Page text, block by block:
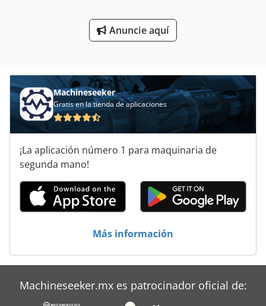
Tecnología De La Superficie
Tecnología De Panadería
Tecnología De Siembra
Tip
To H
Transporte De
Técnicas De Cocina
Anuncie aquí
Machineseeker
Gratis en la tienda de aplicaciones
¡La aplicación número 1 para maquinaria de
segunda mano!
Más información
Machineseeker.mx es patrocinador oficial de: